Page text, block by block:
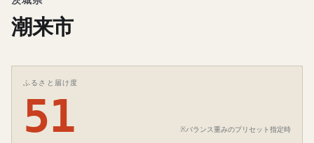
潮来市
ふるさと届け度
51 ※バランス重みのプリセット指定時